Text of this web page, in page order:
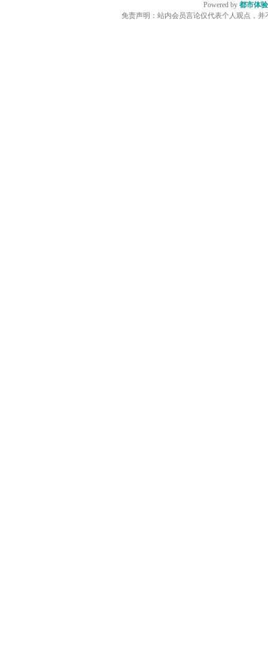
Powered by 都市体
免责声明：站内会员言论仅代表个人观点，